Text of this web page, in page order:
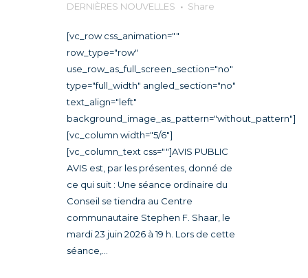
DERNIÈRES NOUVELLES
Share
[vc_row css_animation=""
row_type="row"
use_row_as_full_screen_section="no"
type="full_width" angled_section="no"
text_align="left"
background_image_as_pattern="without_pattern"]
[vc_column width="5/6"]
[vc_column_text css=""]AVIS PUBLIC
AVIS est, par les présentes, donné de
ce qui suit : Une séance ordinaire du
Conseil se tiendra au Centre
communautaire Stephen F. Shaar, le
mardi 23 juin 2026 à 19 h. Lors de cette
séance,...